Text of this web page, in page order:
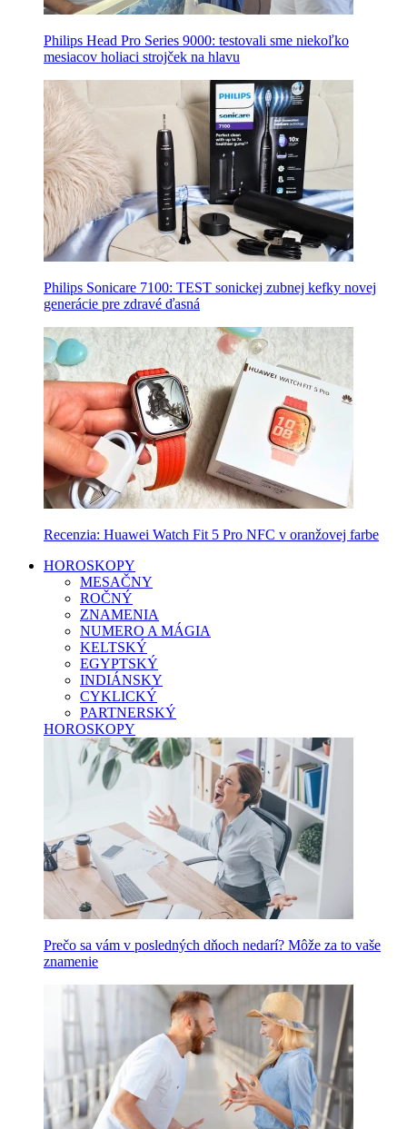
Philips Head Pro Series 9000: testovali sme niekoľko
mesiacov holiaci strojček na hlavu
Philips Sonicare 7100: TEST sonickej zubnej kefky novej
generácie pre zdravé ďasná
Recenzia: Huawei Watch Fit 5 Pro NFC v oranžovej farbe
HOROSKOPY
MESAČNY
ROČNÝ
ZNAMENIA
NUMERO A MÁGIA
KELTSKÝ
EGYPTSKÝ
INDIÁNSKY
CYKLICKÝ
PARTNERSKÝ
HOROSKOPY
Prečo sa vám v posledných dňoch nedarí? Môže za to vaše
znamenie